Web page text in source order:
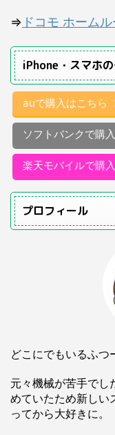
⇒ ドコモ ホーム
iPhone・スマホの
auで購入はこちら
ソフトバンクで購
楽天モバイルで購
プロフィール
どこにでもいるふつ
元々機械が苦手でし
めていたため新しい
ってから大好きに。